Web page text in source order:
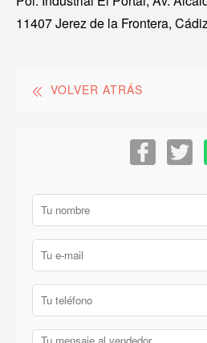
11407 Jerez de la Frontera,
VOLVER ATRÁS